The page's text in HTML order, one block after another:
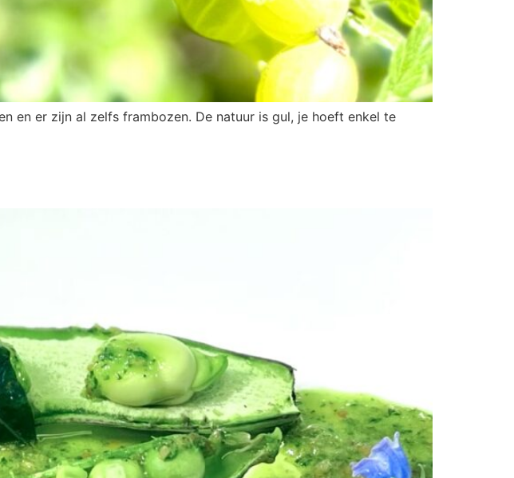
en er zijn al zelfs frambozen. De natuur is gul, je hoeft enkel te